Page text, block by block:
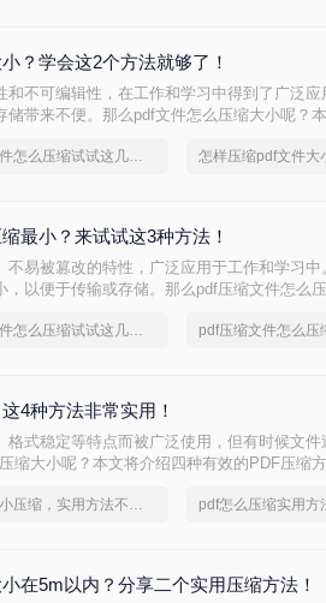
？学会这2个方法就够了！
和不可编辑性，在工作和学习中得到了广泛
储带来不便。那么pdf文件怎么压缩大小呢？
pdf文件怎么压缩试试这几个方法
最小？来试试这3种方法！
不易被篡改的特性，广泛应用于工作和学习
，以便于传输或存储。那么pdf压缩文件怎么
pdf文件怎么压缩试试这几个方法 pdf压缩文件怎么压
4种方法非常实用！
格式稳定等特点而被广泛使用，但有时候文
缩大小呢？本文将介绍四种有效的PDF压缩
pdf大小压缩，实用方法不要错过 pdf怎么压缩实用方
在5m以内？分享二个实用压缩方法！